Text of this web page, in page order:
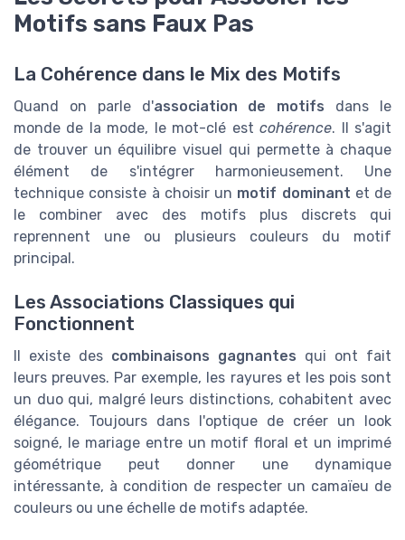
Motifs sans Faux Pas
La Cohérence dans le Mix des Motifs
Quand on parle d'association de motifs dans le
monde de la mode, le mot-clé estcohérence. Il s'agit
de trouver un équilibre visuel qui permette à chaque
élément de s'intégrer harmonieusement. Une
technique consiste à choisir un motif dominant et de
le combiner avec des motifs plus discrets qui
reprennent une ou plusieurs couleurs du motif
principal.
Les Associations Classiques qui
Fonctionnent
Il existe des combinaisons gagnantes qui ont fait
leurs preuves. Par exemple, les rayures et les pois sont
un duo qui, malgré leurs distinctions, cohabitent avec
élégance. Toujours dans l'optique de créer un look
soigné, le mariage entre un motif floral et un imprimé
géométrique peut donner une dynamique
intéressante, à condition de respecter un camaïeu de
couleurs ou une échelle de motifs adaptée.